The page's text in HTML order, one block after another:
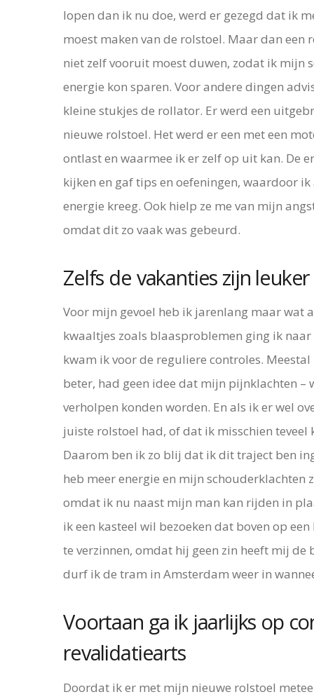
lopen dan ik nu doe, werd er gezegd dat ik
moest maken van de rolstoel. Maar dan een
niet zelf vooruit moest duwen, zodat ik mijn
energie kon sparen. Voor andere dingen
kleine stukjes de rollator. Er werd een
nieuwe rolstoel. Het werd er een met een
ontlast en waarmee ik er zelf op uit kan. De
kijken en gaf tips en oefeningen, waardoor
energie kreeg. Ook hielp ze me van mijn
omdat dit zo vaak was gebeurd.
Zelfs de vakanties zijn leuker
Voor mijn gevoel heb ik jarenlang maar wat
kwaaltjes zoals blaasproblemen ging ik
kwam ik voor de reguliere controles.
beter, had geen idee dat mijn pijnklachten –
verholpen konden worden. En als ik er wel
juiste rolstoel had, of dat ik misschien
Daarom ben ik zo blij dat ik dit traject ben
heb meer energie en mijn schouderklachten
omdat ik nu naast mijn man kan rijden in
ik een kasteel wil bezoeken dat boven op
te verzinnen, omdat hij geen zin heeft mij
durf ik de tram in Amsterdam weer in
Voortaan ga ik jaarlijks op
revalidatiearts
Doordat ik er met mijn nieuwe rolstoel